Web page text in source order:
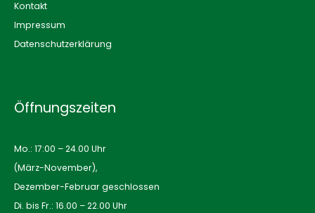
Kontakt
Impressum
Datenschutzerklärung
Öffnungszeiten
Mo.: 17:00 – 24.00 Uhr
(März-November),
Dezember-Februar geschlossen
Di. bis Fr.: 16.00 – 22.00 Uhr